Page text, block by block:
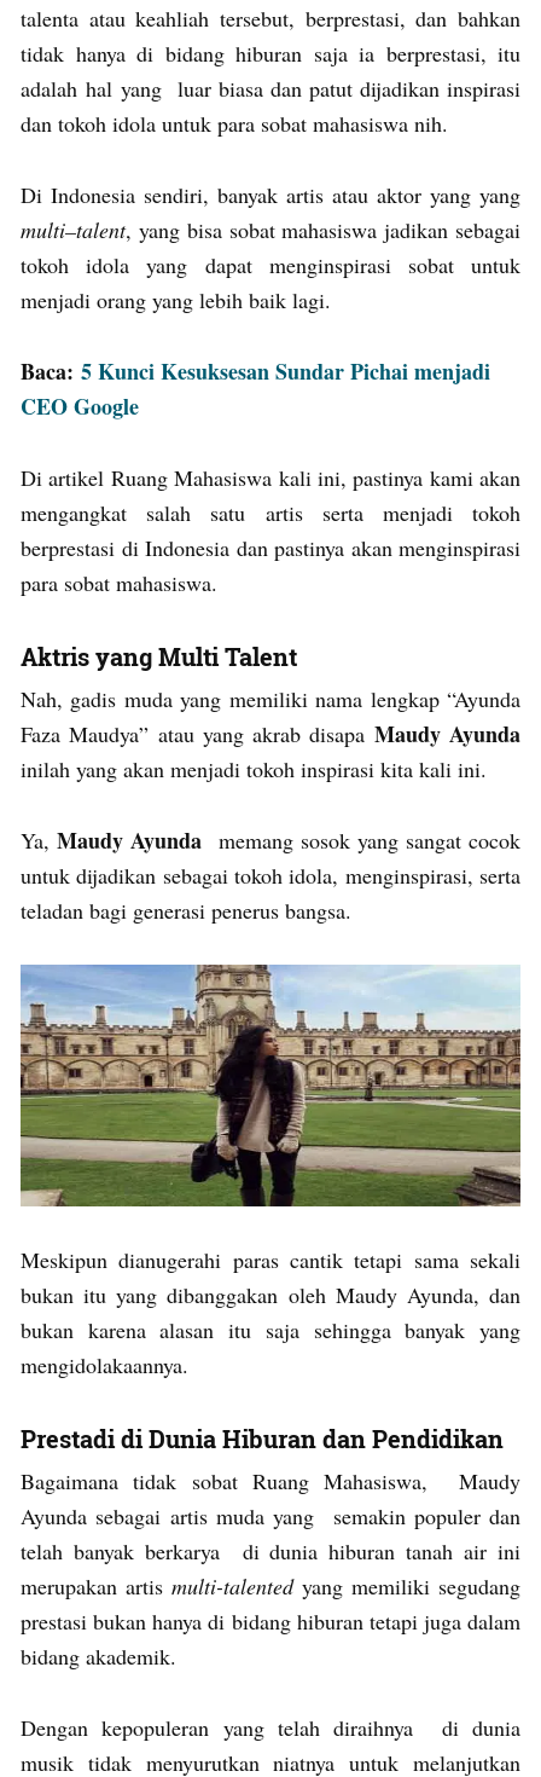
talenta atau keahliah tersebut, berprestasi, dan bahkan
tidak hanya di bidang hiburan saja ia berprestasi, itu
adalah hal yang luar biasa dan patut dijadikan inspirasi
dan tokoh idola untuk para sobat mahasiswa nih.
Di Indonesia sendiri, banyak artis atau aktor yang yang
multi–talent, yang bisa sobat mahasiswa jadikan sebagai
tokoh idola yang dapat menginspirasi sobat untuk
menjadi orang yang lebih baik lagi.
Baca: 5 Kunci Kesuksesan Sundar Pichai menjadi
CEO Google
Di artikel Ruang Mahasiswa kali ini, pastinya kami akan
mengangkat salah satu artis serta menjadi tokoh
berprestasi di Indonesia dan pastinya akan menginspirasi
para sobat mahasiswa.
Aktris yang Multi Talent
Nah, gadis muda yang memiliki nama lengkap “Ayunda
Faza Maudya” atau yang akrab disapa Maudy Ayunda
inilah yang akan menjadi tokoh inspirasi kita kali ini.
Ya,Maudy Ayunda memang sosok yang sangat cocok
untuk dijadikan sebagai tokoh idola, menginspirasi, serta
teladan bagi generasi penerus bangsa.
Meskipun dianugerahi paras cantik tetapi sama sekali
bukan itu yang dibanggakan oleh Maudy Ayunda, dan
bukan karena alasan itu saja sehingga banyak yang
mengidolakaannya.
Prestadi di Dunia Hiburan dan Pendidikan
Bagaimana tidak sobat Ruang Mahasiswa, Maudy
Ayunda sebagai artis muda yang semakin populer dan
telah banyak berkarya di dunia hiburan tanah air ini
merupakan artis multi-talentedyang memiliki segudang
prestasi bukan hanya di bidang hiburan tetapi juga dalam
bidang akademik.
Dengan kepopuleran yang telah diraihnya di dunia
musik tidak menyurutkan niatnya untuk melanjutkan